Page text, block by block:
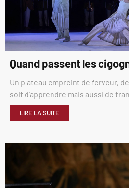
Quand passent les
Un plateau empreint de ferveur,
soif d’apprendre mais aussi de
LIRE LA SUITE